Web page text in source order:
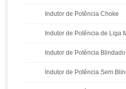
Indutor de Potência Choke
Indutor de Potência de Liga
Indutor de Potência Blindado
Indutor de Potência Sem